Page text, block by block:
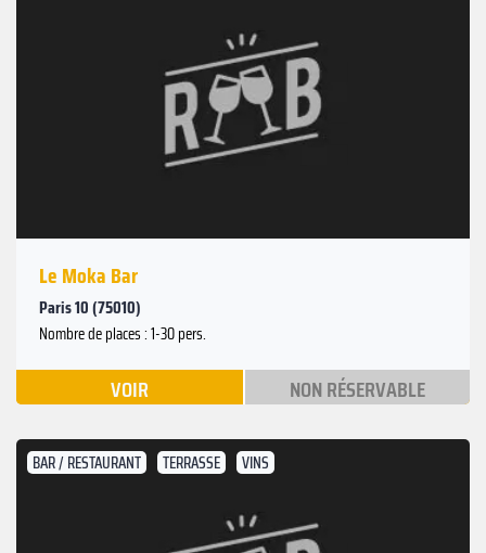
Le Moka Bar
Paris 10 (75010)
Nombre de places : 1-30 pers.
VOIR NON RÉSERVABLE
BAR / RESTAURANT TERRASSE VINS